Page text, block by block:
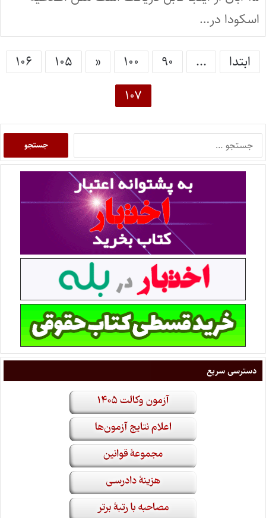
اسکودا در…
ابتدا ... ۹۰ ۱۰۰ « ۱۰۵
۱۰۶
۱۰۷
دسترسی سریع